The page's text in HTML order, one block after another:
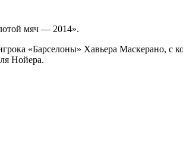
мяч — 2014».
«Барселоны» Хавьера Маскерано, с
Нойера.